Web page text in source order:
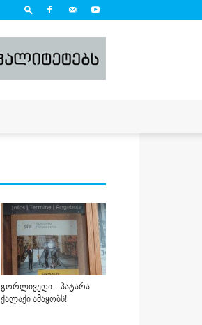
გორლივუდი – პატარა
ქალაქი ამაყობს!